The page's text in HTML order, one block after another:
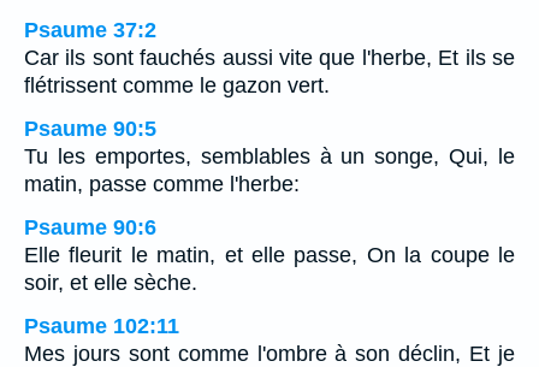
Psaume 37:2
Car ils sont fauchés aussi vite que l'herbe, Et ils se
flétrissent comme le gazon vert.
Psaume 90:5
Tu les emportes, semblables à un songe, Qui, le
matin, passe comme l'herbe:
Psaume 90:6
Elle fleurit le matin, et elle passe, On la coupe le
soir, et elle sèche.
Psaume 102:11
Mes jours sont comme l'ombre à son déclin, Et je